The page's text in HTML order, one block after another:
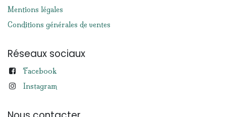
Mentions légales
Conditions générales de ventes
Réseaux sociaux
Facebook
Instagram